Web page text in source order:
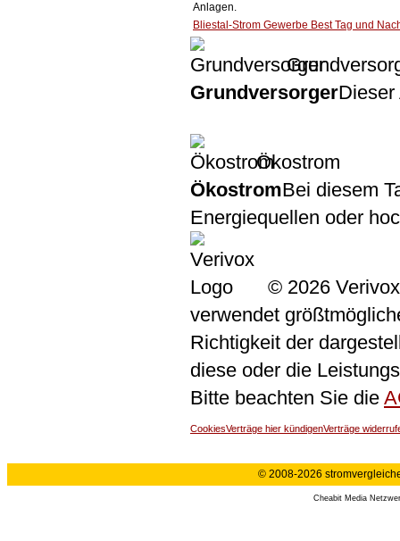
Anlagen.
Bliestal-Strom Gewerbe Best Tag und
GrundversorgerDieser
Ökostrom
ÖkostromBei diesem
Energiequellen oder
© 2026
verwendet
Richtigkeit der
diese oder die
Bitte beachten Sie die
CookiesVerträge hier kündigenVerträge
© 2008-2026
Cheabit Media